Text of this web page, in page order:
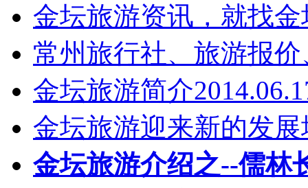
金坛旅游资讯，就找
常州旅行社、旅游报
金坛旅游简介
金坛旅游迎来新的发
金坛旅游介绍之--儒林